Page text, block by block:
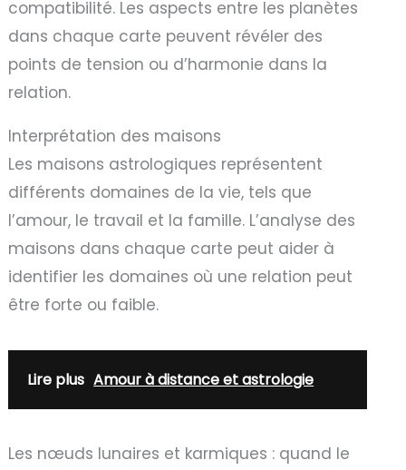
compatibilité. Les aspects entre les planètes
dans chaque carte peuvent révéler des
points de tension ou d’harmonie dans la
relation.
Interprétation des maisons
Les maisons astrologiques représentent
différents domaines de la vie, tels que
l’amour, le travail et la famille. L’analyse des
maisons dans chaque carte peut aider à
identifier les domaines où une relation peut
être forte ou faible.
Lire plus Amour à distance et astrologie
Les nœuds lunaires et karmiques : quand le